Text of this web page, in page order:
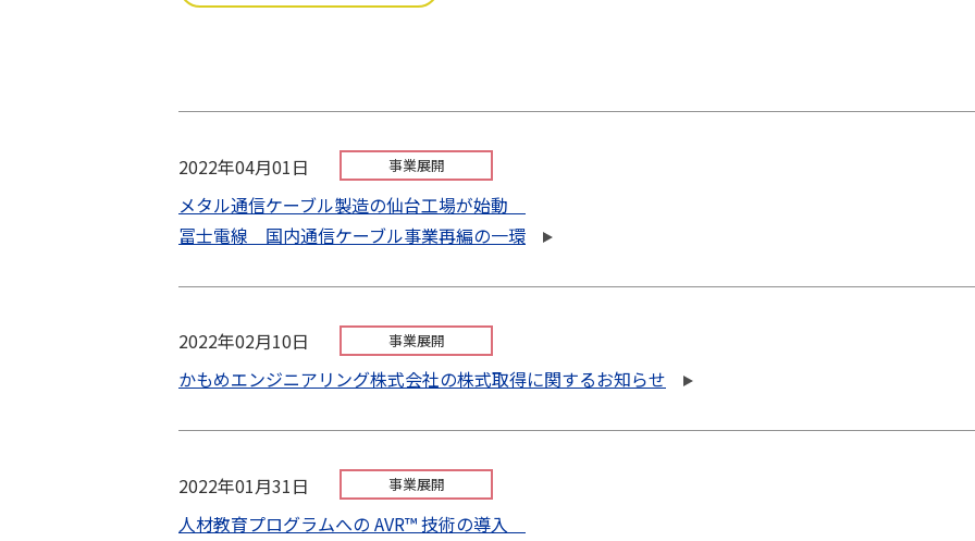
2022年04月01日 事業展開
メタル通信ケーブル製造の仙台工場が始動
冨士電線 国内通信ケーブル事業再編の一環
2022年02月10日 事業展開
かもめエンジニアリング株式会社の株式取得に関するお知らせ
2022年01月31日 事業展開
人材教育プログラムへの AVR™ 技術の導入